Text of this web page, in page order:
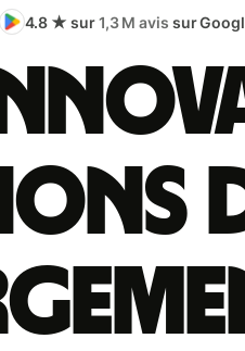
4.8 ★ sur1,3 M avis sur